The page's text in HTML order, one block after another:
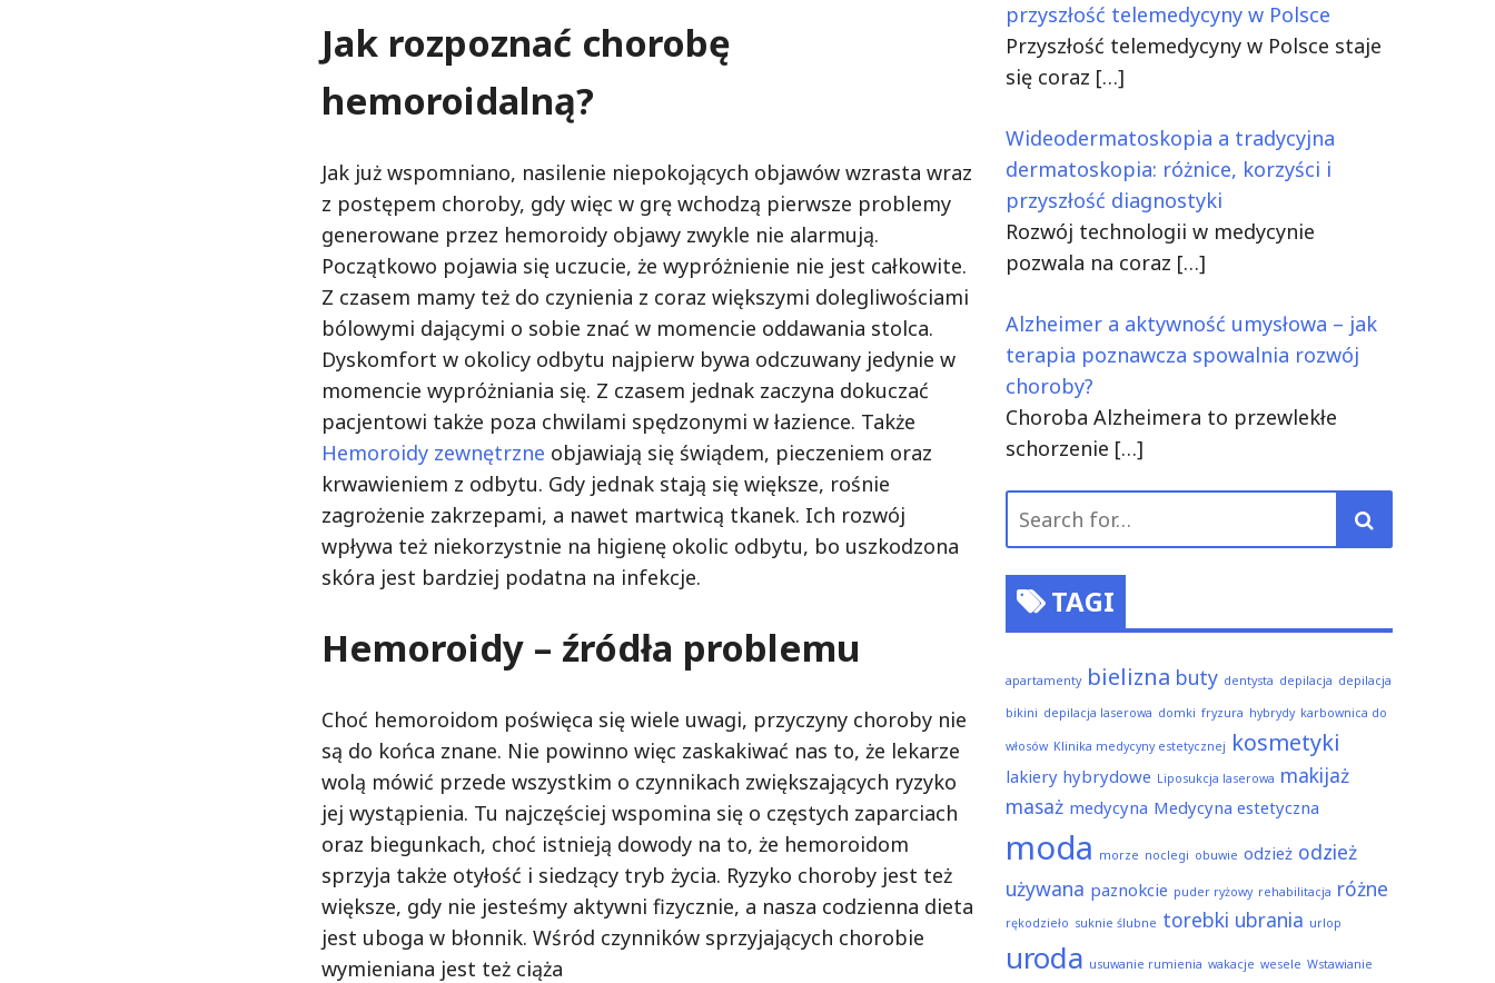
Jak rozpoznać chorobę
hemoroidalną?
Jak już wspomniano, nasilenie niepokojących objawów wzrasta wraz
z postępem choroby, gdy więc w grę wchodzą pierwsze problemy
generowane przez hemoroidy objawy zwykle nie alarmują.
Początkowo pojawia się uczucie, że wypróżnienie nie jest całkowite.
Z czasem mamy też do czynienia z coraz większymi dolegliwościami
bólowymi dającymi o sobie znać w momencie oddawania stolca.
Dyskomfort w okolicy odbytu najpierw bywa odczuwany jedynie w
momencie wypróżniania się. Z czasem jednak zaczyna dokuczać
pacjentowi także poza chwilami spędzonymi w łazience. Także
Hemoroidy zewnętrzne objawiają się świądem, pieczeniem oraz
krwawieniem z odbytu. Gdy jednak stają się większe, rośnie
zagrożenie zakrzepami, a nawet martwicą tkanek. Ich rozwój
wpływa też niekorzystnie na higienę okolic odbytu, bo uszkodzona
skóra jest bardziej podatna na infekcje.
Hemoroidy – źródła problemu
Choć hemoroidom poświęca się wiele uwagi, przyczyny choroby nie
są do końca znane. Nie powinno więc zaskakiwać nas to, że lekarze
wolą mówić przede wszystkim o czynnikach zwiększających ryzyko
jej wystąpienia. Tu najczęściej wspomina się o częstych zaparciach
oraz biegunkach, choć istnieją dowody na to, że hemoroidom
sprzyja także otyłość i siedzący tryb życia. Ryzyko choroby jest też
większe, gdy nie jesteśmy aktywni fizycznie, a nasza codzienna dieta
jest uboga w błonnik. Wśród czynników sprzyjających chorobie
wymieniana jest też ciąża
przyszłość telemedycyny w Polsce
Przyszłość telemedycyny w Polsce staje
się coraz […]
Wideodermatoskopia a tradycyjna
dermatoskopia: różnice, korzyści i
przyszłość diagnostyki
Rozwój technologii w medycynie
pozwala na coraz […]
Alzheimer a aktywność umysłowa – jak
terapia poznawcza spowalnia rozwój
choroby?
Choroba Alzheimera to przewlekłe
schorzenie […]
for:
TAGI
apartamenty bielizna buty dentysta depilacja depilacja
bikini depilacja laserowa domki fryzura hybrydy karbownica do
włosów Klinika medycyny estetycznej kosmetyki
lakiery hybrydowe Liposukcja laserowa makijaż
masaż medycyna Medycyna estetyczna
moda morze noclegi obuwie odzież odzież
używana paznokcie puder ryżowy rehabilitacja różne
rękodzieło suknie ślubne torebki ubrania urlop
uroda usuwanie rumienia wakacje wesele Wstawianie